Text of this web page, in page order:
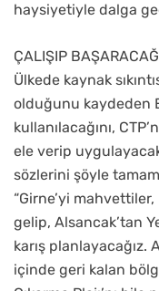
haysiyetiyle dalga
ÇALIŞIP
Ülkede kaynak
olduğunu kaydeden
kullanılacağını,
ele verip
sözlerini şöyle
“Girne’yi
gelip, Alsancak’tan
karış
içinde geri kalan